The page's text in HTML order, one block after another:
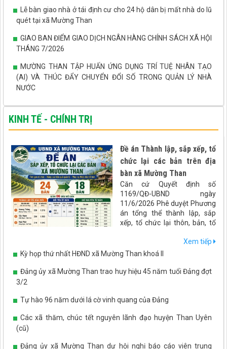
Lễ bàn giao nhà ở tái định cư cho 24 hộ dân bị mất nhà do lũ
quét tại xã Mường Than
GIAO BAN ĐIỂM GIAO DỊCH NGÂN HÀNG CHÍNH SÁCH XÃ HỘI
THÁNG 7/2026
MƯỜNG THAN TẬP HUẤN ỨNG DỤNG TRÍ TUỆ NHÂN TẠO
(AI) VÀ THÚC ĐẨY CHUYỂN ĐỔI SỐ TRONG QUẢN LÝ NHÀ
NƯỚC
MƯỜNG THAN THẨM ĐỊNH QUY HOẠCH CHI TIẾT KHU
TRUNG TÂM XÃ
KINH TẾ - CHÍNH TRỊ
Đề án Thành lập, sắp xếp, tổ
chức lại các bản trên địa
bàn xã Mường Than
Căn cứ Quyết định số
1169/QĐ-UBND ngày
11/6/2026 Phê duyệt Phương
án tổng thể thành lập, sắp
xếp, tổ chức lại thôn, bản, tổ
Châu. UBND xã Mường Than
xây dựng đề án Sáp nhập bản
như sau:
Xem tiếp
Kỳ họp thứ nhất HĐND xã Mường Than khoá II
Đảng ủy xã Mường Than trao huy hiệu 45 năm tuổi Đảng đợt
3/2
Tự hào 96 năm dưới lá cờ vinh quang của Đảng
Các xã thăm, chúc tết nguyên lãnh đạo huyện Than Uyên
(cũ)
Đảng ủy xã Mường Than dự hội nghị báo cáo viên trung